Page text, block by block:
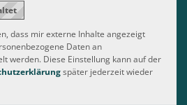
dass mir externe Inhalte angezeigt
Daten an
werden. Diese Einstellung kann auf der
später jederzeit wieder